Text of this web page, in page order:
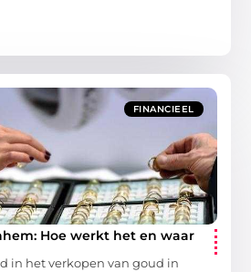
FINANCIEEL
Hoe werkt het en waar
in het verkopen van goud in